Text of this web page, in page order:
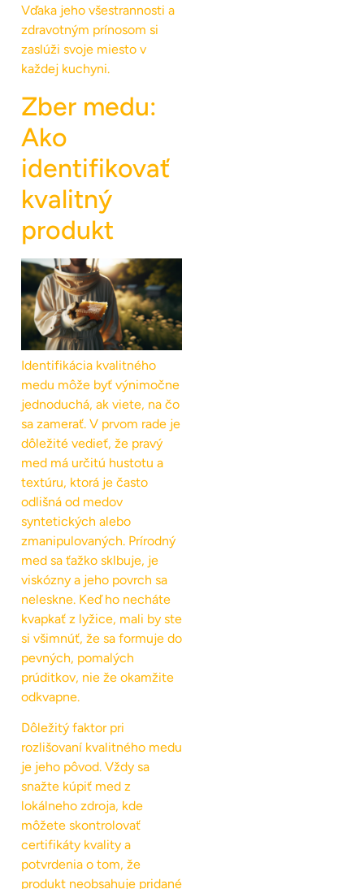
Vďaka jeho všestrannosti a
zdravotným prínosom si
zaslúži svoje miesto v
každej kuchyni.
Zber medu:
Ako
identifikovať
kvalitný
produkt
Identifikácia kvalitného
medu môže byť výnimočne
jednoduchá, ak viete, na čo
sa zamerať. V prvom rade je
dôležité vedieť, že pravý
med má určitú hustotu a
textúru, ktorá je často
odlišná od medov
syntetických alebo
zmanipulovaných. Prírodný
med sa ťažko sklbuje, je
viskózny a jeho povrch sa
neleskne. Keď ho necháte
kvapkať z lyžice, mali by ste
si všimnúť, že sa formuje do
pevných, pomalých
prúditkov, nie že okamžite
odkvapne.
Dôležitý faktor pri
rozlišovaní kvalitného medu
je jeho pôvod. Vždy sa
snažte kúpiť med z
lokálneho zdroja, kde
môžete skontrolovať
certifikáty kvality a
potvrdenia o tom, že
produkt neobsahuje pridané